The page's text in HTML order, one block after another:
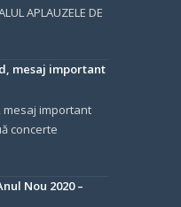
APLAUZELE DE
mesaj important
mesaj important
concerte
Nou 2020 –